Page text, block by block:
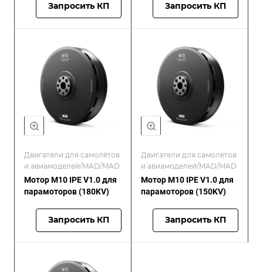
Запросить КП Запросить КП
Двигатели для самолётов
и авиамоделей/MAD/MAD
Мотор M10 IPE V1.0 для
парамоторов (180KV)
Запросить КП
Двигатели для самолётов
и авиамоделей/MAD/MAD
Мотор M10 IPE V1.0 для
парамоторов (150KV)
Запросить КП